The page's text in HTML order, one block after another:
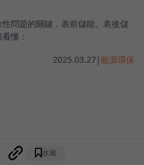
性問題的關鍵，表前儲能、表後儲
懂：
2025.03.27|能源環保
收藏